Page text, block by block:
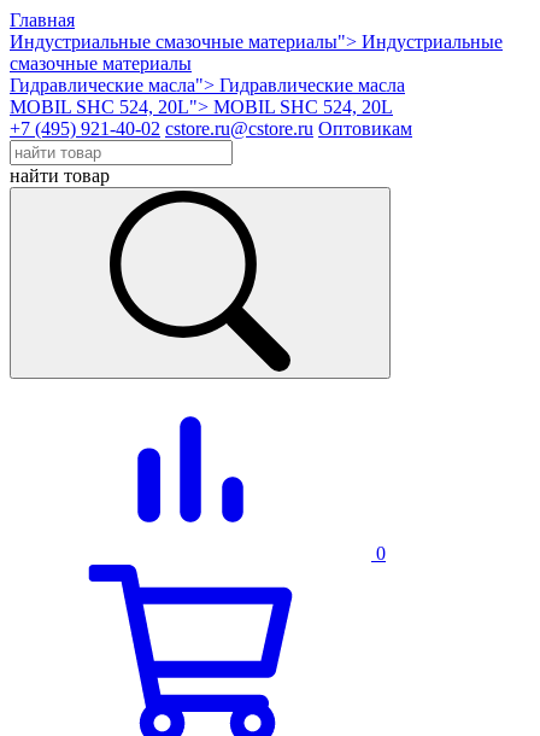
Главная
Индустриальные смазочные материалы"> Индустриальные
смазочные материалы
Гидравлические масла"> Гидравлические масла
MOBIL SHC 524, 20L"> MOBIL SHC 524, 20L
+7 (495) 921-40-02 cstore.ru@cstore.ru Оптовикам
найти товар
0